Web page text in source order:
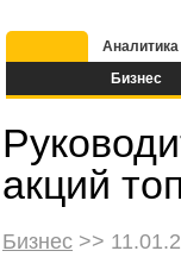
Бизнес
Аналитика
акций
Бизнес >>